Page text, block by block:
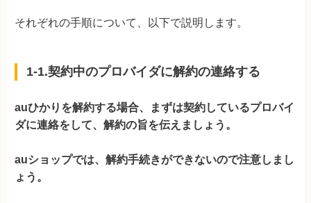
それぞれの手順について、以下で説明します。
1-1.契約中のプロバイダに解約の連絡する
auひかりを解約する場合、まずは契約しているプロバイ
ダに連絡をして、解約の旨を伝えましょう。
auショップでは、解約手続きができないので注意しまし
ょう。